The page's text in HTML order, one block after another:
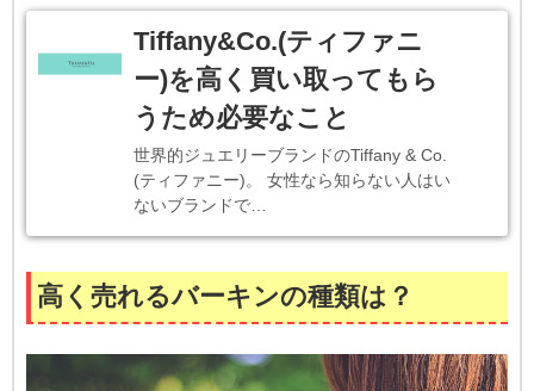
Tiffany&Co.(ティファニ
ー)を高く買い取ってもら
うため必要なこと
世界的ジュエリーブランドのTiffany & Co.
(ティファニー)。 女性なら知らない人はい
ないブランドで…
高く売れるバーキンの種類は？